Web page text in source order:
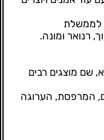
לממשלת
רנואר ומונה.
שם מוצגים רבים
המרפסת, הערוגה